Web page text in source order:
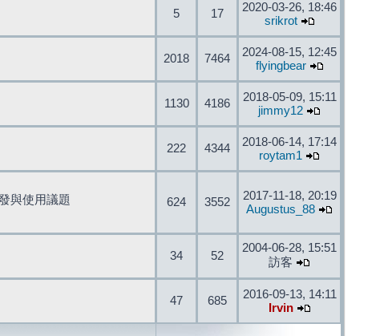
5 17
2020-03-26, 18:46
srikrot
2018 7464
2024-08-15, 12:45
flyingbear
1130 4186
2018-05-09, 15:11
jimmy12
222 4344
2018-06-14, 17:14
roytam1
與使用議題
624 3552
2017-11-18, 20:19
Augustus_88
34 52
2004-06-28, 15:51
訪客
47 685
2016-09-13, 14:11
Irvin